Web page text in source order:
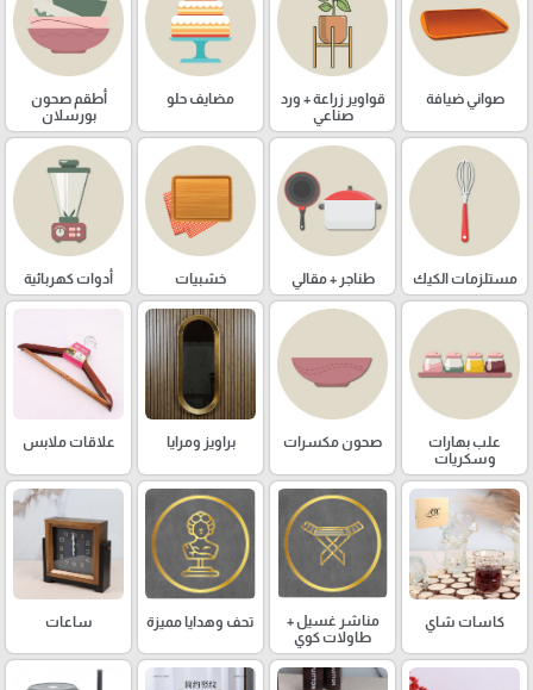
صواني ضيافة
قواوير زراعة + ورد
صناعي
مضايف حلو
أطقم صحون
بورسلان
مستلزمات الكيك طناجر + مقالي خشبيات أدوات كهربائية
علب بهارات
وسكريات
صحون مكسرات براويز ومرايا علاقات ملابس
كاسات شاي
مناشر غسيل +
طاولات كوي
تحف وهدايا مميزة ساعات